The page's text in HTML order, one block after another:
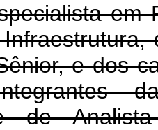
em
e dos
de